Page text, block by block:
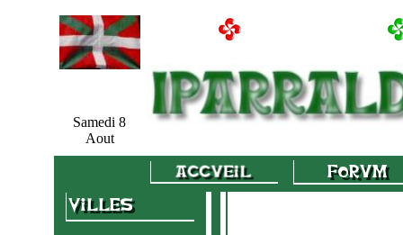
Samedi 8
Aout